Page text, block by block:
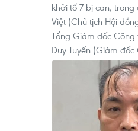
khởi tố 7 bị can; trong
Việt (Chủ tịch Hội
Tổng Giám đốc Công
Duy Tuyến (Giám